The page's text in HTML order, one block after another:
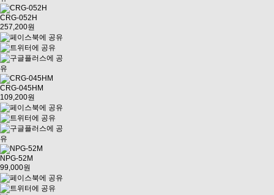
CRG-052H
257,200원
CRG-045HM
109,200원
NPG-52M
99,000원